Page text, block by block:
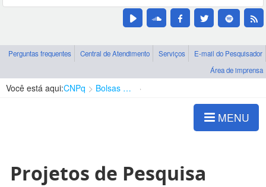
Perguntas frequentes Central de Atendimento Serviços
E-mail do Pesquisador
Área de imprensa
Você está aqui:CNPq Bolsas e Auxílios Vigentes
MENU
Projetos de Pesquisa